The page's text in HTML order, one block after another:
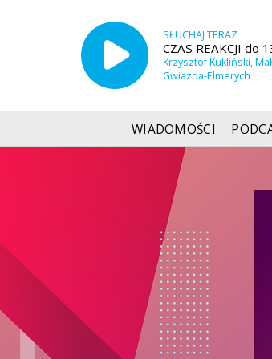
SŁUCHAJ TERAZ
CZAS REAKCJI do
Krzysztof Kukliński,
Gwiazda-Elmerych
WIADOMOŚCI